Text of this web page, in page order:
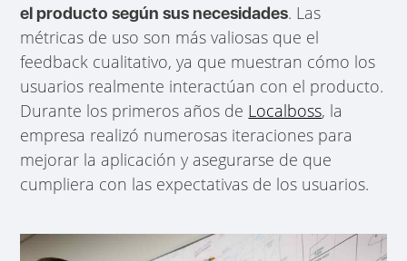
el producto según sus necesidades. Las
métricas de uso son más valiosas que el
feedback cualitativo, ya que muestran cómo los
usuarios realmente interactúan con el producto.
Durante los primeros años de Localboss, la
empresa realizó numerosas iteraciones para
mejorar la aplicación y asegurarse de que
cumpliera con las expectativas de los usuarios.